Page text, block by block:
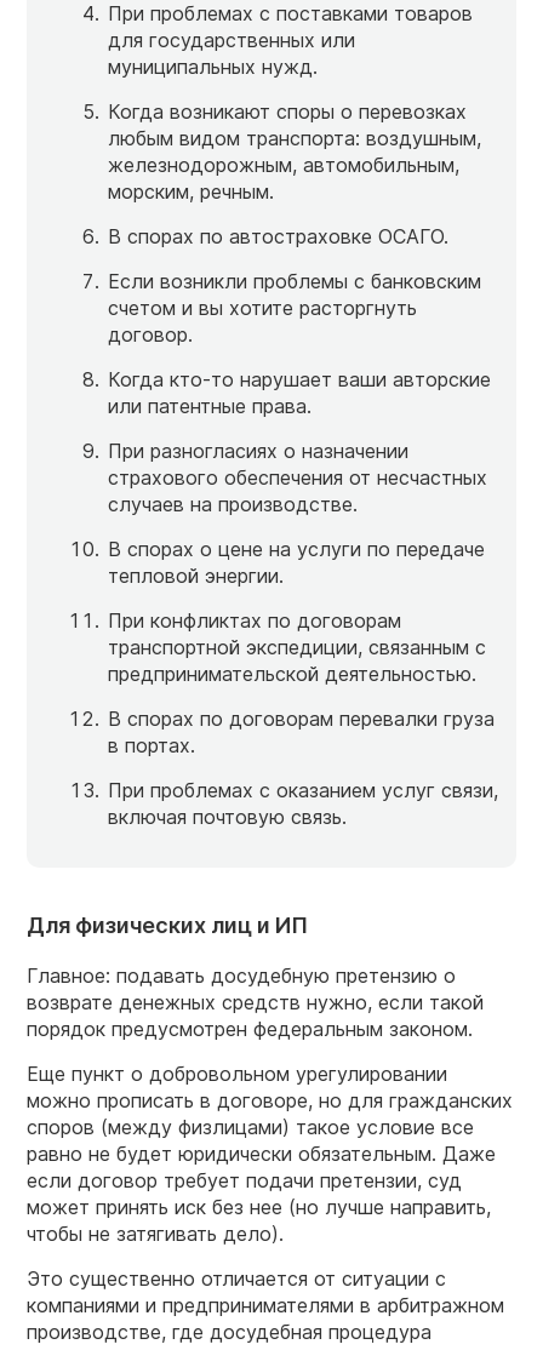
При проблемах с поставками товаров
для государственных или
муниципальных нужд.
Когда возникают споры о перевозках
любым видом транспорта: воздушным,
железнодорожным, автомобильным,
морским, речным.
В спорах по автостраховке ОСАГО.
Если возникли проблемы с банковским
счетом и вы хотите расторгнуть
договор.
Когда кто-то нарушает ваши авторские
или патентные права.
При разногласиях о назначении
страхового обеспечения от несчастных
случаев на производстве.
В спорах о цене на услуги по передаче
тепловой энергии.
При конфликтах по договорам
транспортной экспедиции, связанным с
предпринимательской деятельностью.
В спорах по договорам перевалки груза
в портах.
При проблемах с оказанием услуг связи,
включая почтовую связь.
Для физических лиц и ИП
Главное: подавать досудебную претензию о
возврате денежных средств нужно, если такой
порядок предусмотрен федеральным законом.
Еще пункт о добровольном урегулировании
можно прописать в договоре, но для гражданских
споров (между физлицами) такое условие все
равно не будет юридически обязательным. Даже
если договор требует подачи претензии, суд
может принять иск без нее (но лучше направить,
чтобы не затягивать дело).
Это существенно отличается от ситуации с
компаниями и предпринимателями в арбитражном
производстве, где досудебная процедура